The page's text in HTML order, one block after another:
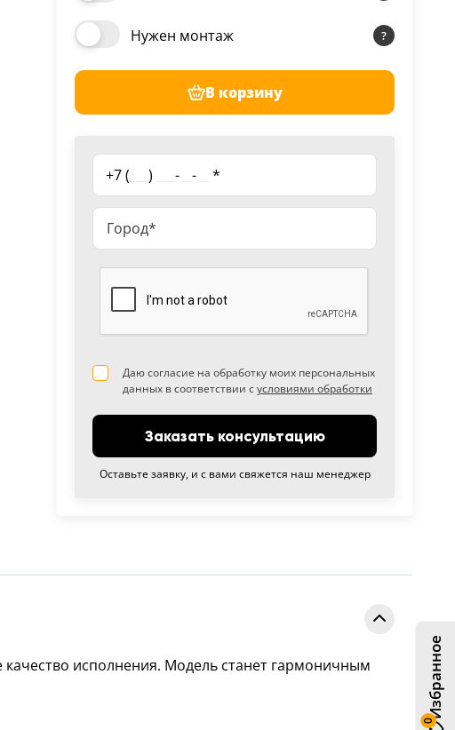
0
Избранное
Нужен монтаж
В корзину
+7 ( ) - - *
Даю согласие на обработку моих персональных
данных в соответствии сусловиями обработки
Заказать консультацию
Оставьте заявку, и с вами свяжется наш менеджер
исполнения. Модель станет гармоничным